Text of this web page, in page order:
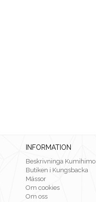
INFORMATION
Beskrivninga Kumihimo
Butiken i Kungsbacka
Mässor
Om cookies
Om oss